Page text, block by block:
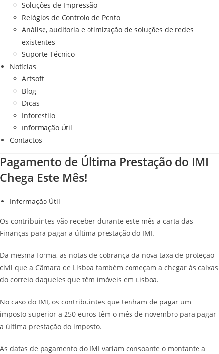
Soluções de Impressão
Relógios de Controlo de Ponto
Análise, auditoria e otimização de soluções de redes
existentes
Suporte Técnico
Notícias
Artsoft
Blog
Dicas
Inforestilo
Informação Útil
Contactos
Pagamento de Última Prestação do IMI
Chega Este Mês!
Informação Útil
Os contribuintes vão receber durante este mês a carta das
Finanças para pagar a última prestação do IMI.
Da mesma forma, as notas de cobrança da nova taxa de proteção
civil que a Câmara de Lisboa também começam a chegar às caixas
do correio daqueles que têm imóveis em Lisboa.
No caso do IMI, os contribuintes que tenham de pagar um
imposto superior a 250 euros têm o mês de novembro para pagar
a última prestação do imposto.
As datas de pagamento do IMI variam consoante o montante a